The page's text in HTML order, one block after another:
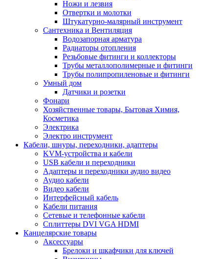
Ножи и лезвия
Отвертки и молотки
Штукатурно-малярный инструмент
Сантехника и Вентиляция
Водозапорная арматура
Радиаторы отопления
Резьбовые фитинги и коллекторы
Трубы металлополимерные и фитинги
Трубы полипропиленовые и фитинги
Умный дом
Датчики и розетки
Фонари
Хозяйственные товары, Бытовая Химия,
Косметика
Электрика
Электро инструмент
Кабели, шнуры, переходники, адаптеры
KVM-устройства и кабели
USB кабели и переходники
Адаптеры и переходники аудио видео
Аудио кабели
Видео кабели
Интерфейсный кабель
Кабели питания
Сетевые и телефонные кабели
Сплиттеры DVI VGA HDMI
Канцелярские товары
Аксессуары
Брелоки и шкафчики для ключей